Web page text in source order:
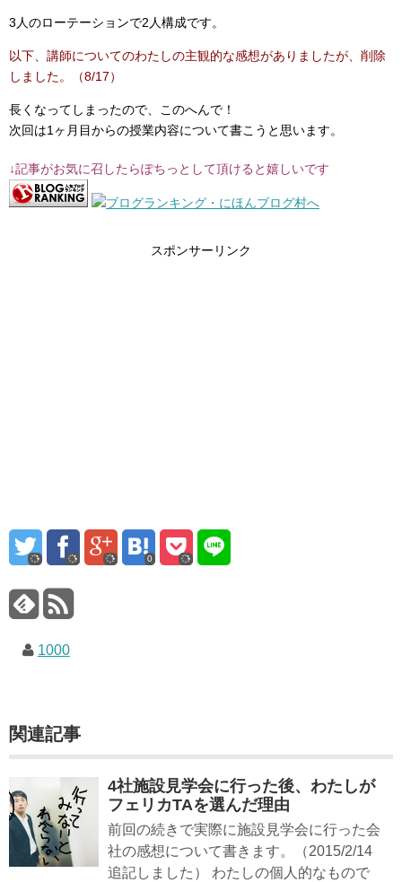
3人のローテーションで2人構成です。
以下、講師についてのわたしの主観的な感想がありましたが、削除
しました。（8/17）
長くなってしまったので、このへんで！
次回は1ヶ月目からの授業内容について書こうと思います。
↓記事がお気に召したらぽちっとして頂けると嬉しいです
スポンサーリンク
0
1000
関連記事
4社施設見学会に行った後、わたしが
フェリカTAを選んだ理由
前回の続きで実際に施設見学会に行った会
社の感想について書きます。（2015/2/14
追記しました） わたしの個人的なもので